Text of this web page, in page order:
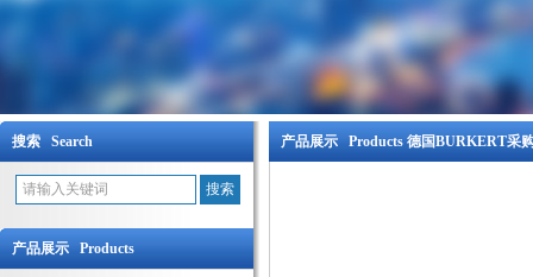
搜索 Search
产品展示 Products
产品展示 Products 德国BURKERT采